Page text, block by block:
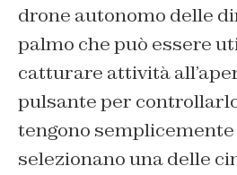
drone autonomo delle
palmo che può essere
catturare attività
pulsante per
tengono
selezionano una delle